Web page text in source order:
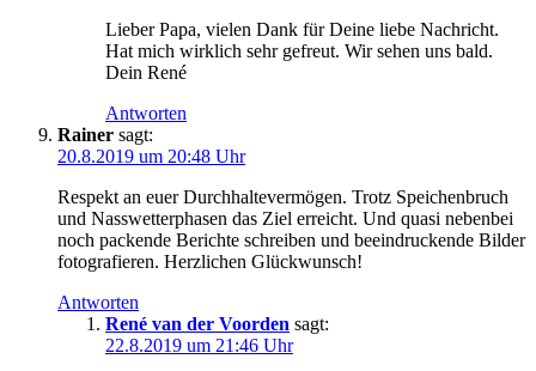
Lieber Papa, vielen Dank für Deine liebe Nachricht.
Hat mich wirklich sehr gefreut. Wir sehen uns bald.
Dein René
Antworten
Rainer sagt:
20.8.2019 um 20:48 Uhr
Respekt an euer Durchhaltevermögen. Trotz Speichenbruch
und Nasswetterphasen das Ziel erreicht. Und quasi nebenbei
noch packende Berichte schreiben und beeindruckende Bilder
fotografieren. Herzlichen Glückwunsch!
Antworten
René van der Voorden sagt:
22.8.2019 um 21:46 Uhr